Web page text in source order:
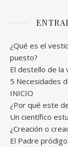
¿Qué es el
puesto?
El destello de la
5 Necesidades
INICIO
¿Por qué este
Un científico
¿Creación o
El Padre